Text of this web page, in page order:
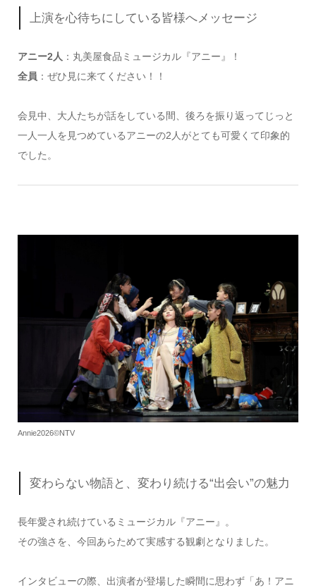
上演を心待ちにしている皆様へメッセージ
アニー2人 ：丸美屋食品ミュージカル『アニー』！
全員 ：ぜひ見に来てください！！
会見中、大人たちが話をしている間、後ろを振り返ってじっと
一人一人を見つめているアニーの2人がとても可愛くて印象的
でした。
Annie2026©NTV
変わらない物語と、変わり続ける“出会い”の魅力
長年愛され続けているミュージカル『アニー』。
その強さを、今回あらためて実感する観劇となりました。
インタビューの際、出演者が登場した瞬間に思わず「あ！アニ